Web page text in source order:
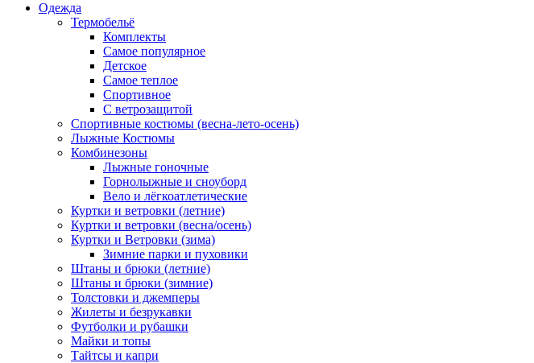
Одежда
Термобельё
Комплекты
Самое популярное
Детское
Самое теплое
Спортивное
С ветрозащитой
Спортивные костюмы (весна-лето-осень)
Лыжные Костюмы
Комбинезоны
Лыжные гоночные
Горнолыжные и сноуборд
Вело и лёгкоатлетические
Куртки и ветровки (летние)
Куртки и ветровки (весна/осень)
Куртки и Ветровки (зима)
Зимние парки и пуховики
Штаны и брюки (летние)
Штаны и брюки (зимние)
Толстовки и джемперы
Жилеты и безрукавки
Футболки и рубашки
Майки и топы
Тайтсы и капри